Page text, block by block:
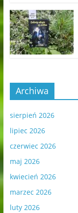
Archiwa
sierpień 2026
lipiec 2026
czerwiec 2026
maj 2026
kwiecień 2026
marzec 2026
luty 2026